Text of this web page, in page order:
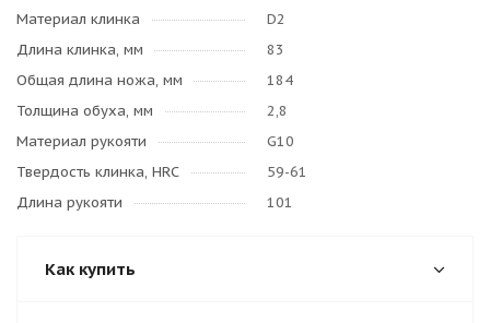
Материал клинка
D2
Длина клинка, мм
83
Общая длина ножа, мм
184
Толщина обуха, мм
2,8
Материал рукояти
G10
Твердость клинка, HRC
59-61
Длина рукояти
101
Как купить